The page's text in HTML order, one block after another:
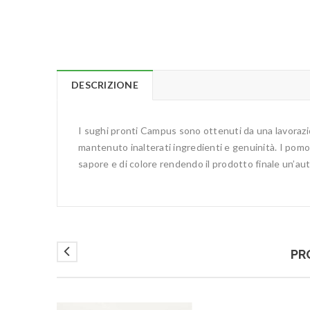
DESCRIZIONE
I sughi pronti Campus sono ottenuti da una
mantenuto inalterati ingredienti e genuinità. I
sapore e di colore rendendo il prodotto finale